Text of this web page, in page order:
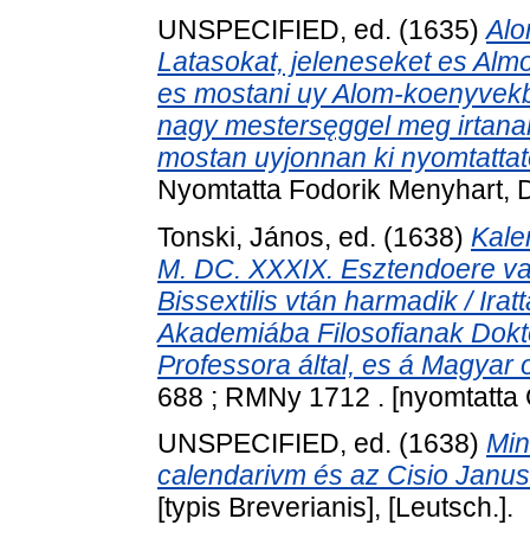
UNSPECIFIED, ed. (1635)
Latasokat, jeleneseket es
es mostani uy Alom-
nagy mestersęggel meg
mostan uyjonnan ki
Nyomtatta Fodorik Menyhart,
Tonski, János, ed. (1638)
M. DC. XXXIX. Esztendoere
Bissextilis vtán harmadik /
Akademiába Filosofianak
Professora által, es á Magyar
688 ; RMNy 1712 .
UNSPECIFIED, ed. (1638)
calendarivm és az Cisio
[typis Breverianis], [Leutsch.].